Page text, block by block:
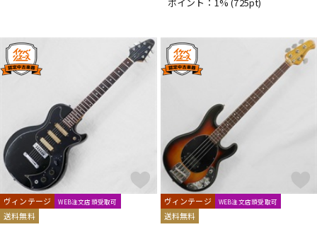
ヴィンテージ WEB注文店頭受取可
送料無料
ヴィンテージ WEB注文店頭受取可
送料無料